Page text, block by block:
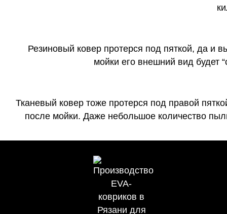
Резиновый ковер протерся под пяткой, да и
мойки его внешний вид будет
Тканевый ковер тоже протерся под правой
после мойки. Даже небольшое количество